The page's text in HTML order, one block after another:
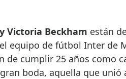
Victoria Beckham están
equipo de fútbol Inter de
de cumplir 25 años como
boda, aquella que